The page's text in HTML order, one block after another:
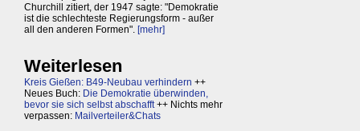
Churchill zitiert, der 1947 sagte: "Demokratie
ist die schlechteste Regierungsform - außer
all den anderen Formen". [mehr]
Weiterlesen
Kreis Gießen: B49-Neubau verhindern ++
Neues Buch: Die Demokratie überwinden,
bevor sie sich selbst abschafft++ Nichts mehr
verpassen: Mailverteiler&Chats